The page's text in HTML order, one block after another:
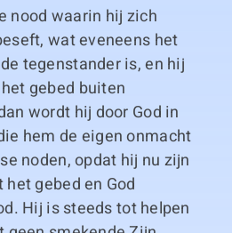
nood waarin hij zich
wat eveneens het
tegenstander is, en hij
gebed buiten
wordt hij door God in
hem de eigen onmacht
noden, opdat hij nu zijn
gebed en God
Hij is steeds tot helpen